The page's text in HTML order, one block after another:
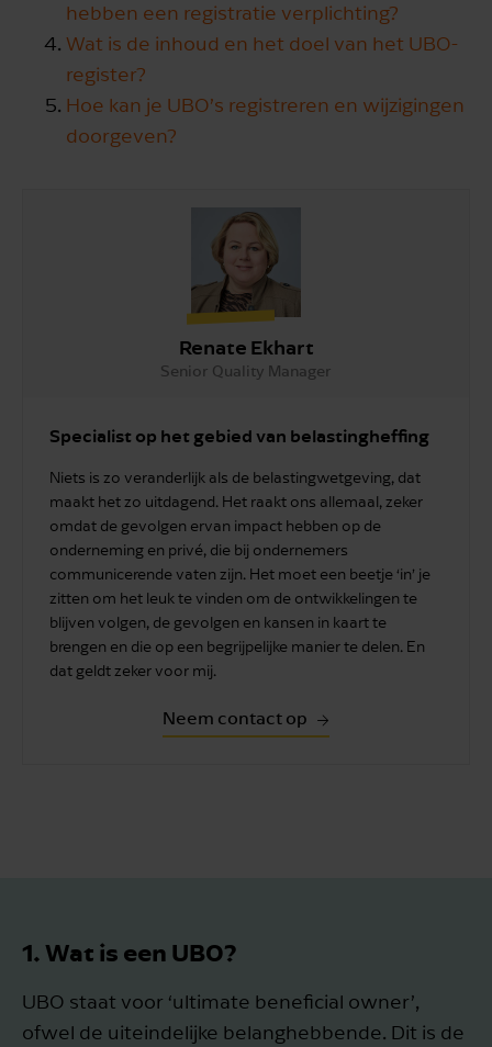
hebben een registratie verplichting?
Wat is de inhoud en het doel van het UBO-
register?
Hoe kan je UBO’s registreren en wijzigingen
doorgeven?
Renate Ekhart
Senior Quality Manager
Specialist op het gebied van belastingheffing
Niets is zo veranderlijk als de belastingwetgeving, dat
maakt het zo uitdagend. Het raakt ons allemaal, zeker
omdat de gevolgen ervan impact hebben op de
onderneming en privé, die bij ondernemers
communicerende vaten zijn. Het moet een beetje ‘in’ je
zitten om het leuk te vinden om de ontwikkelingen te
blijven volgen, de gevolgen en kansen in kaart te
brengen en die op een begrijpelijke manier te delen. En
dat geldt zeker voor mij.
Neem contact op
1. Wat is een UBO?
UBO staat voor ‘ultimate beneficial owner’,
ofwel de uiteindelijke belanghebbende. Dit is de